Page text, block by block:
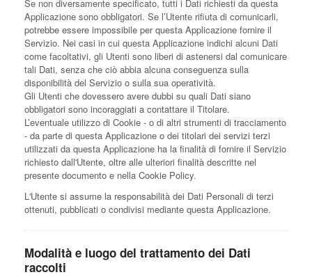
Se non diversamente specificato, tutti i Dati richiesti da questa
Applicazione sono obbligatori. Se l’Utente rifiuta di comunicarli,
potrebbe essere impossibile per questa Applicazione fornire il
Servizio. Nei casi in cui questa Applicazione indichi alcuni Dati
come facoltativi, gli Utenti sono liberi di astenersi dal comunicare
tali Dati, senza che ciò abbia alcuna conseguenza sulla
disponibilità del Servizio o sulla sua operatività.
Gli Utenti che dovessero avere dubbi su quali Dati siano
obbligatori sono incoraggiati a contattare il Titolare.
L’eventuale utilizzo di Cookie - o di altri strumenti di tracciamento
- da parte di questa Applicazione o dei titolari dei servizi terzi
utilizzati da questa Applicazione ha la finalità di fornire il Servizio
richiesto dall'Utente, oltre alle ulteriori finalità descritte nel
presente documento e nella Cookie Policy.
L'Utente si assume la responsabilità dei Dati Personali di terzi
ottenuti, pubblicati o condivisi mediante questa Applicazione.
Modalità e luogo del trattamento dei Dati
raccolti